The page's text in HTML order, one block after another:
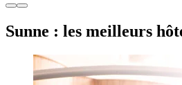
Sunne : les meilleurs